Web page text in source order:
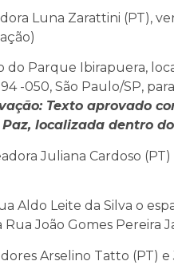
Luna Zarattini (PT),
do Parque Ibirapuera,
-050, São Paulo/SP,
Texto aprovado
localizada dentro
Juliana Cardoso
Aldo Leite da Silva o
Rua João Gomes Pereira
Arselino Tatto (PT)